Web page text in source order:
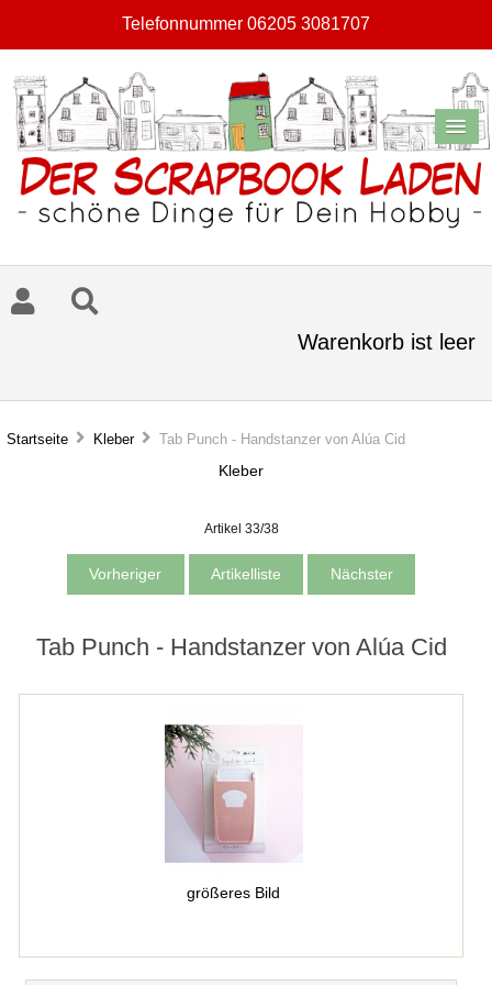
Telefonnummer 06205 3081707
Warenkorb ist leer
Startseite Kleber
Tab Punch - Handstanzer von Alúa Cid
Kleber
Artikel 33/38
Vorheriger Artikelliste Nächster
Tab Punch - Handstanzer von Alúa Cid
größeres Bild